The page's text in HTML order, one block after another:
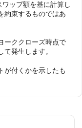
ップ額を基に計算し
約束するものではあ
ーククローズ時点で
発生します。
が付くかを示したも